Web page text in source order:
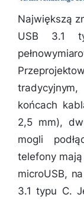
Największą
USB 3.1
końcach
2,5 mm),
mogli
telefony
microUSB,
3.1 typu C.